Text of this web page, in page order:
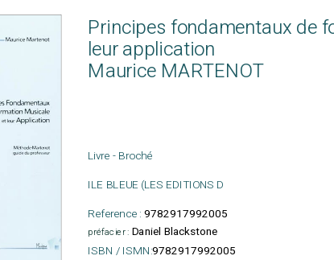
Principes fondamentaux de
leur application
Maurice MARTENOT
Livre - Broché
ILE BLEUE (LES EDITIONS D
Reference : 9782917992005
préfacier : Daniel Blackstone
ISBN / ISMN:9782917992005